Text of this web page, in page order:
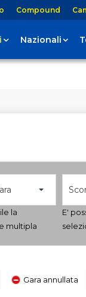
Compound
Nazionali
la
multipla
E'
Gara annullata